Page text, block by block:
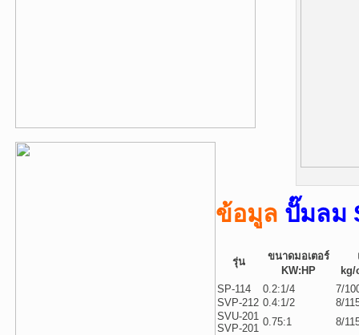
ข้อมูล ปั๊มลม
รุ่น
ขนาดมอเตอร์
KW:HP
kg/
SP-114
0.2:1/4
7/
SVP-212 0.4:1/2
8/
SVU-201
SVP-201
0.75:1
8/